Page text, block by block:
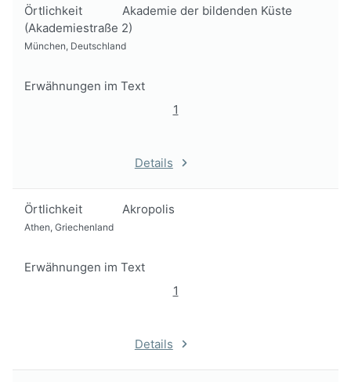
Örtlichkeit
Akademie der bildenden Küste
(Akademiestraße 2)
München, Deutschland
Erwähnungen im Text
1
Details
Örtlichkeit Akropolis
Athen, Griechenland
Erwähnungen im Text
1
Details